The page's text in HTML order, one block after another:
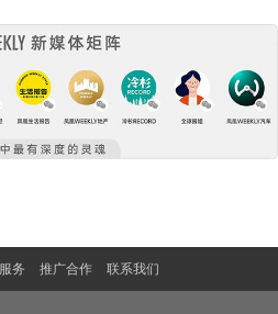
务 推广合作 联系我们